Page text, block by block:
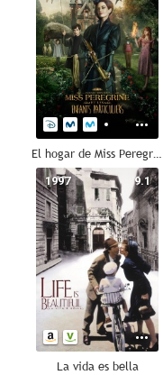
El hogar de Miss Peregrine para niños peculiares
9.1
1997
La vida es bella